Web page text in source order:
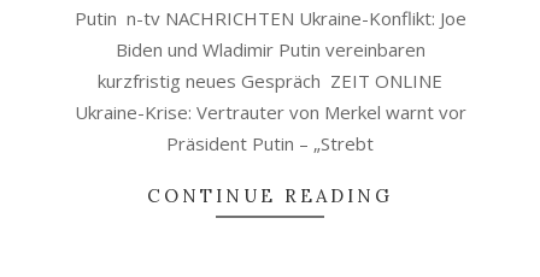
Putin n-tv NACHRICHTEN Ukraine-Konflikt: Joe
Biden und Wladimir Putin vereinbaren
kurzfristig neues Gespräch ZEIT ONLINE
Ukraine-Krise: Vertrauter von Merkel warnt vor
Präsident Putin – „Strebt
CONTINUE READING